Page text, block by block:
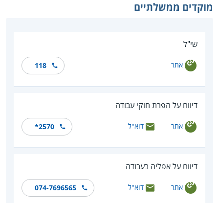
מוקדים ממשלתיים
שי"ל
אתר 118
דיווח על הפרת חוקי עבודה
אתר דוא"ל *2570
דיווח על אפליה בעבודה
אתר דוא"ל 074-7696565